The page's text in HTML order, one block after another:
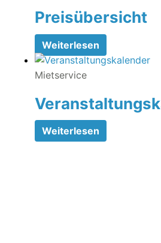
Preisübersicht
Weiterlesen
Mietservice
Weiterlesen